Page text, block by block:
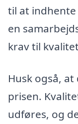
til at
en
krav til
Husk også,
prisen.
udføres, og